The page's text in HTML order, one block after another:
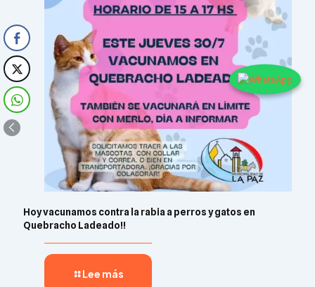
Hoy vacunamos contra la rabia a perros y gatos en
Quebracho Ladeado!!
Lee más